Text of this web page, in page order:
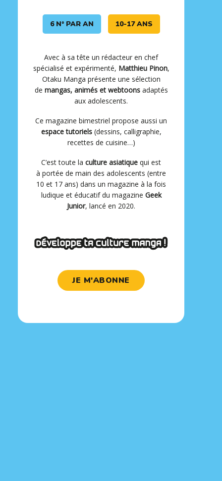
6 N° PAR AN 10-17 ANS
Avec à sa tête un rédacteur en chef
spécialisé et expérimenté, Matthieu Pinon,
Otaku Manga présente une sélection
de mangas, animés et webtoonsadaptés
aux adolescents.
Ce magazine bimestriel propose aussi un
espace tutoriels(dessins, calligraphie,
recettes de cuisine…)
C’est toute la culture asiatique qui est
à portée de main des adolescents (entre
10 et 17 ans) dans un magazine à la fois
ludique et éducatif du magazine Geek
Junior, lancé en 2020.
JE M'ABONNE